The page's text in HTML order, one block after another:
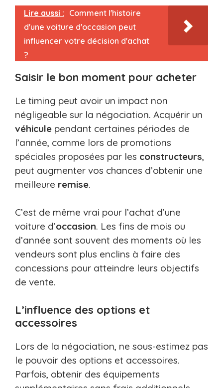
Lire aussi : Comment l'histoire
d'une voiture d'occasion peut
influencer votre décision d'achat
?
Saisir le bon moment pour acheter
Le timing peut avoir un impact non
négligeable sur la négociation. Acquérir un
véhicule pendant certaines périodes de
l’année, comme lors de promotions
spéciales proposées par les constructeurs,
peut augmenter vos chances d’obtenir une
meilleure remise.
C’est de même vrai pour l’achat d’une
voiture d’occasion. Les fins de mois ou
d’année sont souvent des moments où les
vendeurs sont plus enclins à faire des
concessions pour atteindre leurs objectifs
de vente.
L’influence des options et
accessoires
Lors de la négociation, ne sous-estimez pas
le pouvoir des options et accessoires.
Parfois, obtenir des équipements